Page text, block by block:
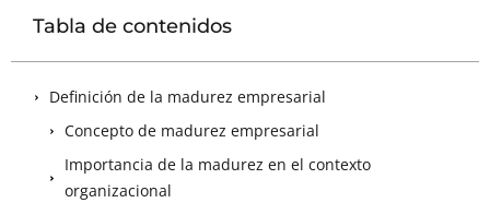
Tabla de contenidos
Definición de la madurez empresarial
Concepto de madurez empresarial
Importancia de la madurez en el contexto
organizacional